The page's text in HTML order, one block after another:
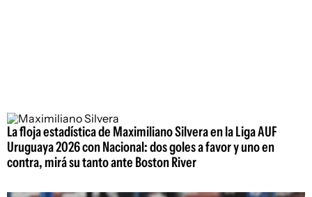
La floja estadística de Maximiliano Silvera en la Liga AUF
Uruguaya 2026 con Nacional: dos goles a favor y uno en
contra, mirá su tanto ante Boston River